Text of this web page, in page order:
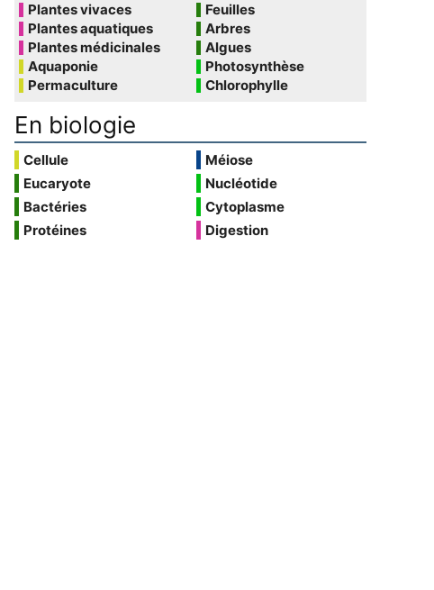
Plantes vivaces
Plantes aquatiques
Plantes médicinales
Aquaponie
Permaculture
Feuilles
Arbres
Algues
Photosynthèse
Chlorophylle
En biologie
Cellule
Eucaryote
Bactéries
Protéines
Méiose
Nucléotide
Cytoplasme
Digestion